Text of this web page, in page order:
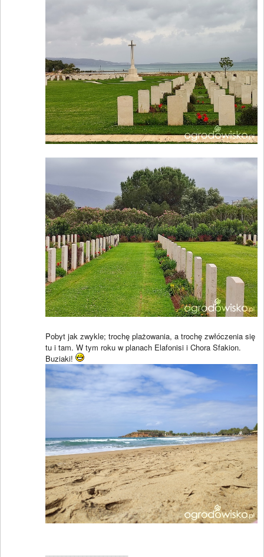
Pobyt jak zwykle; trochę plażowania, a trochę zwłóczenia się
tu i tam. W tym roku w planach Elafonisi i Chora Sfakion.
Buziaki!